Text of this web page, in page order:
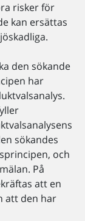
risker för
kan ersättas
den sökande
har
sökandes
och
På
att en
att den har